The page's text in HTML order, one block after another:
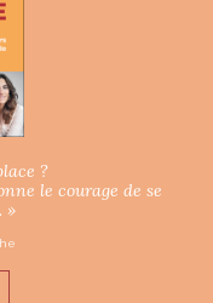
?
le courage de se
»